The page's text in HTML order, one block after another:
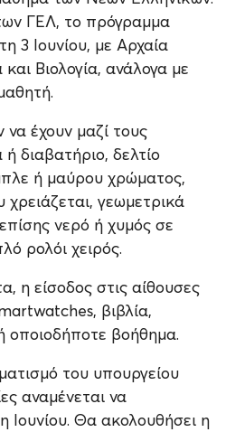
ΓΕΛ, το πρόγραμμα
3 Ιουνίου, με Αρχαία
Βιολογία, ανάλογα με
να έχουν μαζί τους
διαβατήριο, δελτίο
ή μαύρου χρώματος,
γεωμετρικά
νερό ή χυμός σε
ρολόι χειρός.
η είσοδος στις αίθουσες
βιβλία,
οποιοδήποτε βοήθημα.
του υπουργείου
αναμένεται να
Ιουνίου. Θα ακολουθήσει η